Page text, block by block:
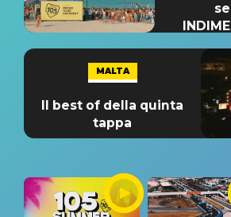
MALTA
Il best of della quinta
tappa